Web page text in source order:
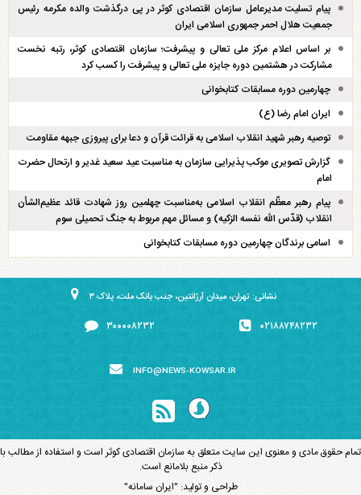
پیام تسلیت مدیرعامل سازمان اقتصادی کوثر در پی درگذشت والده مکرمه رئیس
جمعیت هلال احمر جمهوری اسلامی ایران
بر اساس اعلام مرکز ملی تعالی و پیشرفت؛ سازمان اقتصادی کوثر، رتبه نخست
مشارکت در هشتمین دوره جایزه ملی تعالی و پیشرفت را کسب کرد
چهارمین دوره مسابقات کتابخوانی
ایران امام رضا (ع)
توصیه رهبر شهید انقلاب اسلامی به قرائت قرآن و دعا برای پیروزی جبهه مقاومت
گزارش تصویری موکب پذیرایی سازمان به مناسبت عید سعید غدیر و ارتحال حضرت
امام
پیام رهبر معظّم انقلاب اسلامی به‌مناسبت چهلمین روز شهادت قائد عظیم‌الشأن
انقلاب (قدّس الله نفسه الزکیه) و مسائل مهم مربوط به جنگ تحمیلی سوم
اسامی برندگان چهارمین دوره مسابقات کتابخوانی
نشانی: تهران، میدان آرژانتین، جنب بانک ملت، پلاک ۳
۰۲۱۸۸۷۴۸۲۳۲ ۳۰۰۰۰۸۲۳۲
INFO@NEWS-KOWSAR.IR
تمام حقوق مادی و معنوی این سایت متعلق به سازمان اقتصادی کوثر است و استفاده از مطالب با
ذکر منبع بلامانع است.
طراحی و تولید: "ایران سامانه"